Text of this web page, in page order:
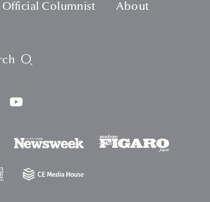
Official Columnist
About